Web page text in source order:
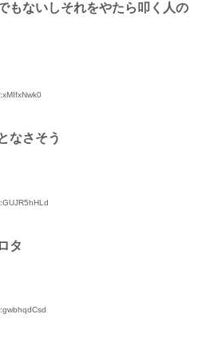
京大空襲を指揮し「悪魔」「皆
を持つカーチス・ルメイ米国
ティックをプレゼントw
来てるよな
うオスガキってどうやったら産
もないしそれをやたら叩く人の
なさそう
タ